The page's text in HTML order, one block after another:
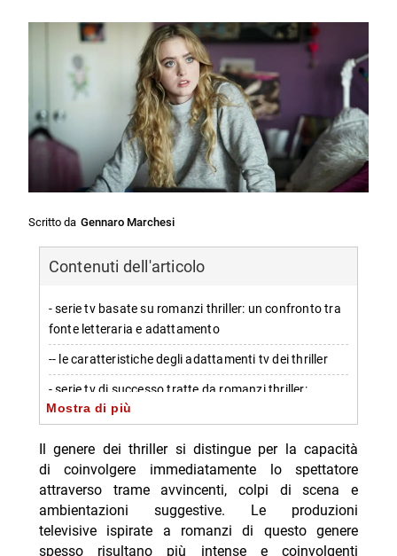
Scritto da Gennaro Marchesi
Contenuti dell'articolo
- serie tv basate su romanzi thriller: un confronto tra
fonte letteraria e adattamento
-- le caratteristiche degli adattamenti tv dei thriller
- serie tv di successo tratte da romanzi thriller:
esempi significativi
-- pretty little liars (2010-2017)
-- a good girl’s guide to murder (2024-)
-- the stranger (2020)
Mostra di più
Il genere dei thriller si distingue per la capacità
di coinvolgere immediatamente lo spettatore
attraverso trame avvincenti, colpi di scena e
ambientazioni suggestive. Le produzioni
televisive ispirate a romanzi di questo genere
spesso risultano più intense e coinvolgenti